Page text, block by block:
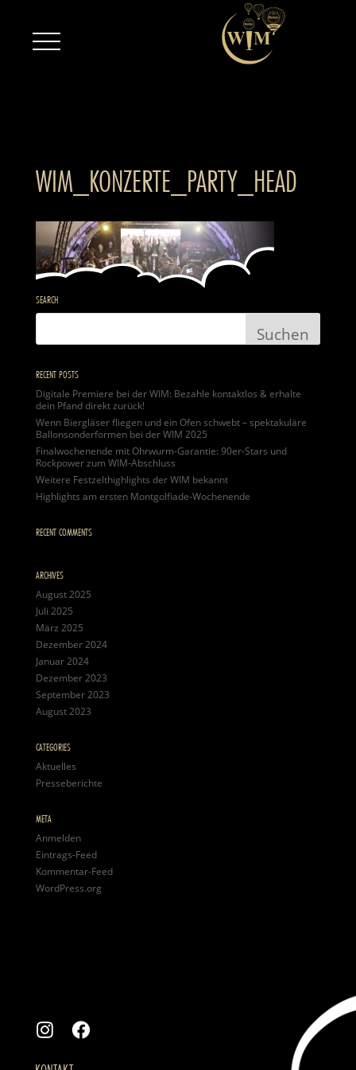
WIM_KONZERTE_PARTY_HEAD
SEARCH
RECENT POSTS
Digitale Premiere bei der WIM: Bezahle kontaktlos & erhalte
dein Pfand direkt zurück!
Wenn Biergläser fliegen und ein Ofen schwebt – spektakuläre
Ballonsonderformen bei der WIM 2025
Finalwochenende mit Ohrwurm-Garantie: 90er-Stars und
Rockpower zum WIM-Abschluss
Weitere Festzelthighlights der WIM bekannt
Highlights am ersten Montgolfiade-Wochenende
RECENT COMMENTS
ARCHIVES
August 2025
Juli 2025
März 2025
Dezember 2024
Januar 2024
Dezember 2023
September 2023
August 2023
CATEGORIES
Aktuelles
Presseberichte
META
Anmelden
Eintrags-Feed
Kommentar-Feed
WordPress.org